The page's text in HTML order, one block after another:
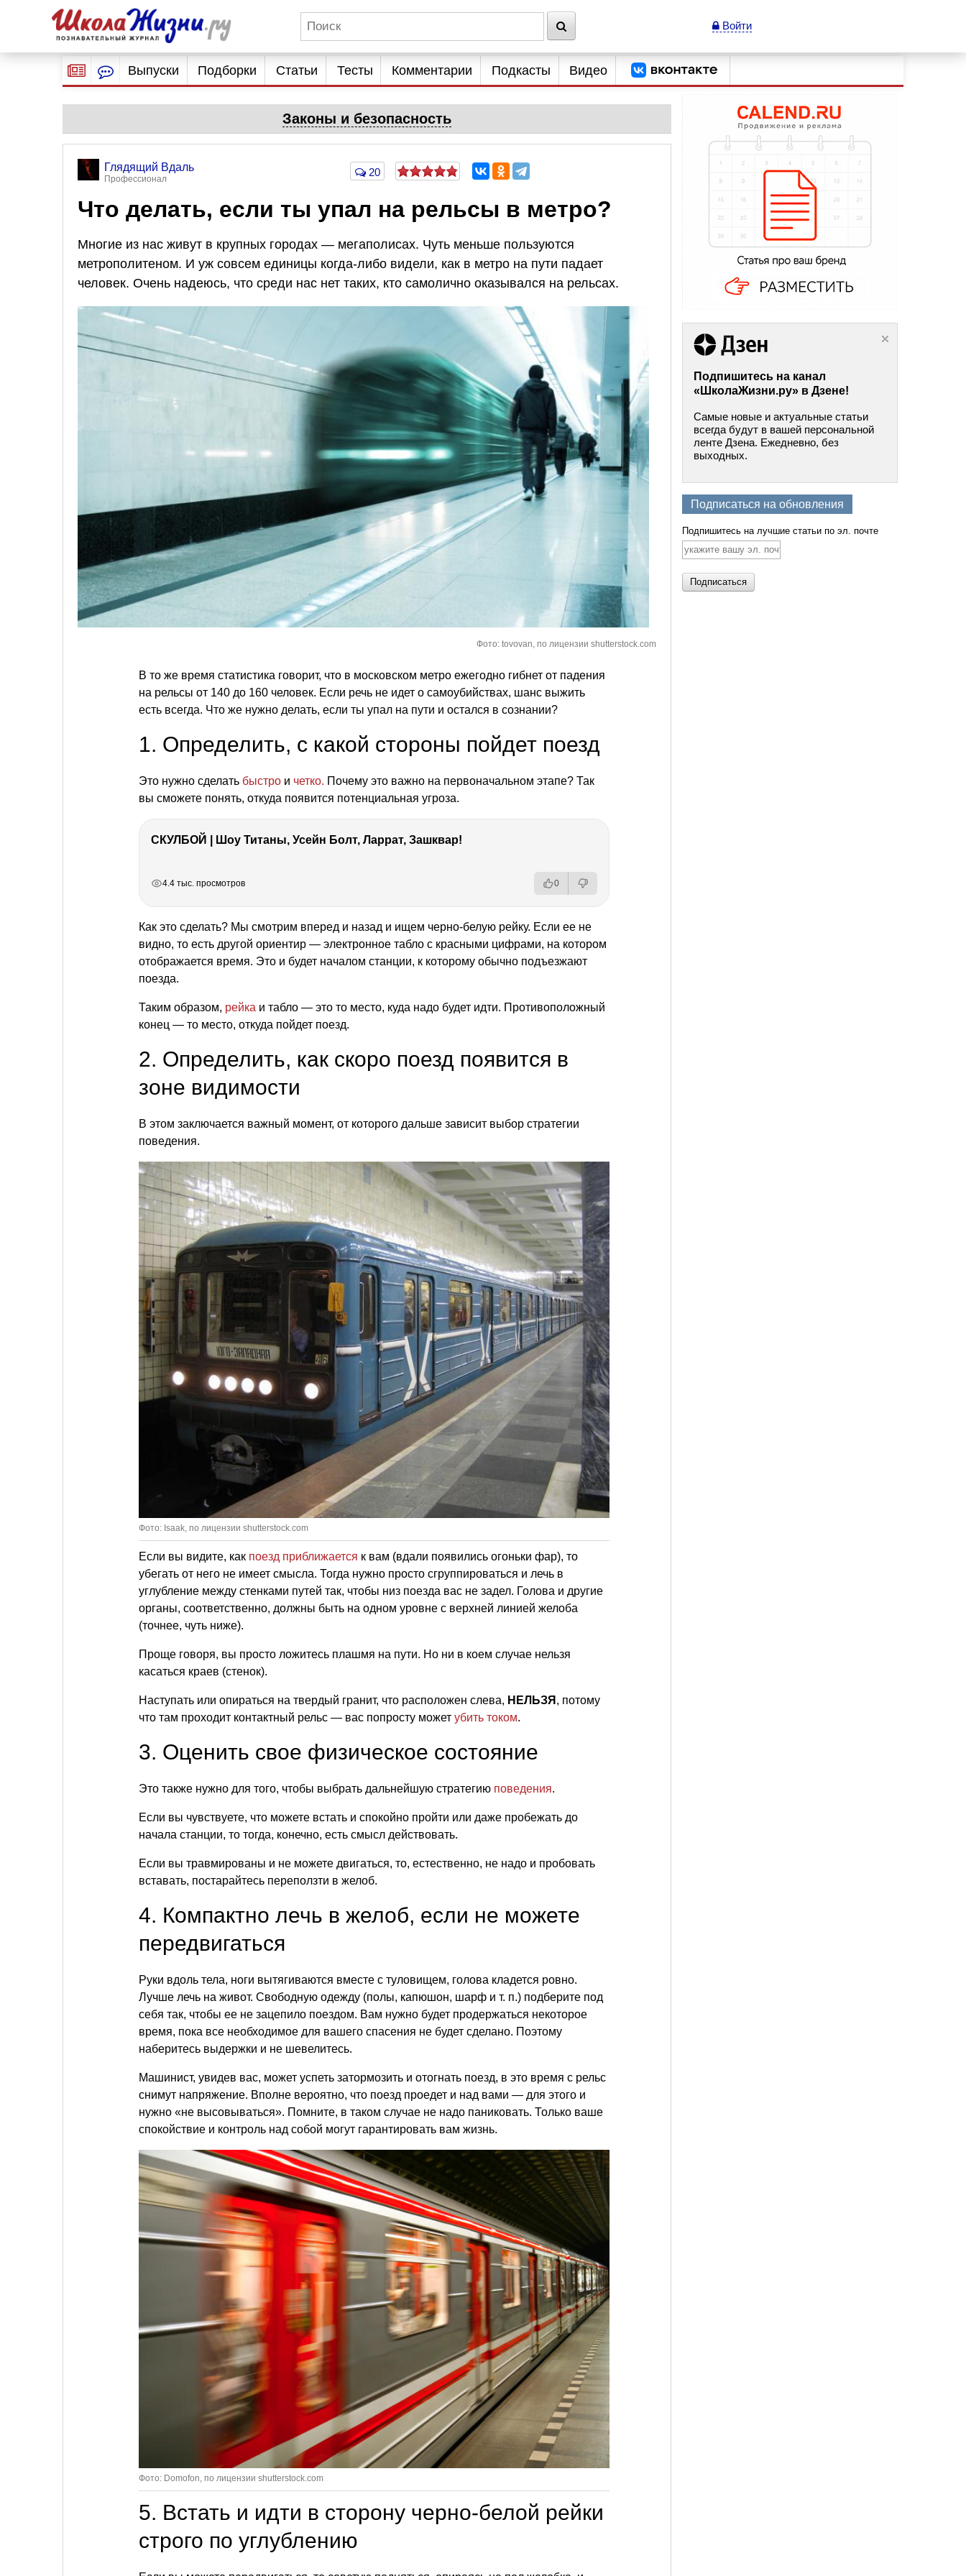
Войти
Выпуски Подборки Статьи Тесты Комментарии Подкасты Видео
Законы и безопасность
Глядящий Вдаль
Профессионал
20
Что делать, если ты упал на рельсы в метро?
Многие из нас живут в крупных городах — мегаполисах. Чуть меньше пользуются
метрополитеном. И уж совсем единицы когда-либо видели, как в метро на пути падает
человек. Очень надеюсь, что среди нас нет таких, кто самолично оказывался на рельсах.
Фото: tovovan, по лицензии shutterstock.com
В то же время статистика говорит, что в московском метро ежегодно гибнет от падения
на рельсы от 140 до 160 человек. Если речь не идет о самоубийствах, шанс выжить
есть всегда. Что же нужно делать, если ты упал на пути и остался в сознании?
1. Определить, с какой стороны пойдет поезд
Это нужно сделать быстро и четко. Почему это важно на первоначальном этапе? Так
вы сможете понять, откуда появится потенциальная угроза.
СКУЛБОЙ | Шоу Титаны, Усейн Болт, Ларрат, Зашквар!
4.4 тыс. просмотров 0
Как это сделать? Мы смотрим вперед и назад и ищем черно-белую рейку. Если ее не
видно, то есть другой ориентир — электронное табло с красными цифрами, на котором
отображается время. Это и будет началом станции, к которому обычно подъезжают
поезда.
Таким образом, рейка и табло — это то место, куда надо будет идти. Противоположный
конец — то место, откуда пойдет поезд.
2. Определить, как скоро поезд появится в
зоне видимости
В этом заключается важный момент, от которого дальше зависит выбор стратегии
поведения.
Фото: Isaak, по лицензии shutterstock.com
Если вы видите, как поезд приближается к вам (вдали появились огоньки фар), то
убегать от него не имеет смысла. Тогда нужно просто сгруппироваться и лечь в
углубление между стенками путей так, чтобы низ поезда вас не задел. Голова и другие
органы, соответственно, должны быть на одном уровне с верхней линией желоба
(точнее, чуть ниже).
Проще говоря, вы просто ложитесь плашмя на пути. Но ни в коем случае нельзя
касаться краев (стенок).
Наступать или опираться на твердый гранит, что расположен слева, НЕЛЬЗЯ , потому
что там проходит контактный рельс — вас попросту может убить током.
3. Оценить свое физическое состояние
Это также нужно для того, чтобы выбрать дальнейшую стратегию поведения.
Если вы чувствуете, что можете встать и спокойно пройти или даже пробежать до
начала станции, то тогда, конечно, есть смысл действовать.
Если вы травмированы и не можете двигаться, то, естественно, не надо и пробовать
вставать, постарайтесь переползти в желоб.
4. Компактно лечь в желоб, если не можете
передвигаться
Руки вдоль тела, ноги вытягиваются вместе с туловищем, голова кладется ровно.
Лучше лечь на живот. Свободную одежду (полы, капюшон, шарф и т. п.) подберите под
себя так, чтобы ее не зацепило поездом. Вам нужно будет продержаться некоторое
время, пока все необходимое для вашего спасения не будет сделано. Поэтому
наберитесь выдержки и не шевелитесь.
Машинист, увидев вас, может успеть затормозить и отогнать поезд, в это время с рельс
снимут напряжение. Вполне вероятно, что поезд проедет и над вами — для этого и
нужно «не высовываться». Помните, в таком случае не надо паниковать. Только ваше
спокойствие и контроль над собой могут гарантировать вам жизнь.
Фото: Domofon, по лицензии shutterstock.com
5. Встать и идти в сторону черно-белой рейки
строго по углублению
Подпишитесь на канал
«ШколаЖизни.ру» в Дзене!
Самые новые и актуальные статьи
всегда будут в вашей персональной
ленте Дзена. Ежедневно, без
выходных.
Подписаться на обновления
Подпишитесь на лучшие статьи по эл. почте